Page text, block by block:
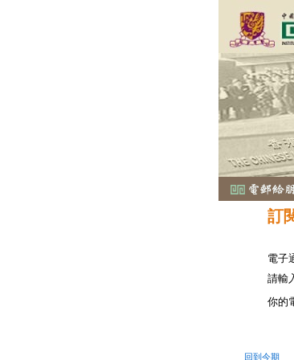
訂
電子
請輸
你的
回到今期